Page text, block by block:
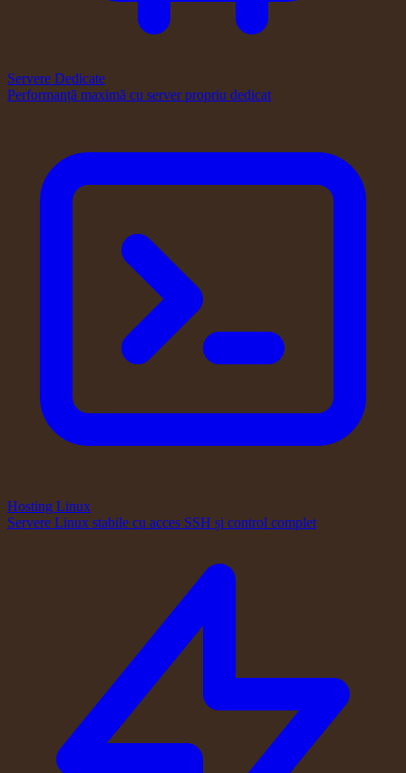
Servere Dedicate
Performanță maximă cu server propriu dedicat
Hosting Linux
Servere Linux stabile cu acces SSH și control complet